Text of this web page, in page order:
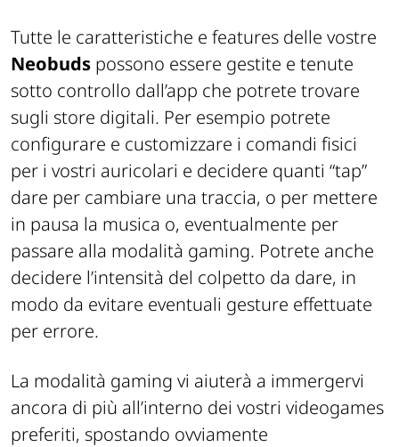
Tutte le caratteristiche e features delle vostre
Neobuds possono essere gestite e tenute
sotto controllo dall’app che potrete trovare
sugli store digitali. Per esempio potrete
configurare e customizzare i comandi fisici
per i vostri auricolari e decidere quanti “tap”
dare per cambiare una traccia, o per mettere
in pausa la musica o, eventualmente per
passare alla modalità gaming. Potrete anche
decidere l’intensità del colpetto da dare, in
modo da evitare eventuali gesture effettuate
per errore.
La modalità gaming vi aiuterà a immergervi
ancora di più all’interno dei vostri videogames
preferiti, spostando ovviamente